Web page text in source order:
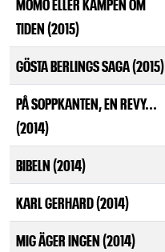
TIDEN (2015)
GÖSTA BERLINGS SAGA (2015)
PÅ SOPPKANTEN, EN REVY...
(2014)
BIBELN (2014)
KARL GERHARD (2014)
MIG ÄGER INGEN (2014)